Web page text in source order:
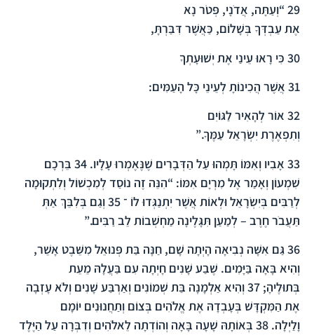
29 “וְעַתָּה, אֲדֹנָי, פְּטֹר נָא
אֶת עַבְדְּךָ בְּשָׁלוֹם, כַּאֲשֶׁר דִּבַּרְתָּ,
30 כִּי רָאוּ עֵינַי אֶת יְשׁוּעָתְךָ
31 אֲשֶׁר הֲכִינוֹתָ לְעֵינֵי כָּל הָעַמִּים:
32 אוֹר לְהָאִיר לַגּוֹיִם
וְתִפְאֶרֶת יִשְׂרָאֵל עַמֶּךָ.”
33 אָבִיו וְאִמּוֹ תָּמְהוּ עַל הַדְּבָרִים שֶׁנֶּאֶמְרוּ עָלָיו. 34 בֵּרְכָם
שִׁמְעוֹן וְאָמַר אֶל מִרְיָם אִמּוֹ: “הִנֵּה זֶה נוֹסַד לְמִכְשׁוֹל וְלִתְקוּמָה
לְרַבִּים בְּיִשְׂרָאֵל וּלְאוֹת אֲשֶׁר יִתְנַגְּדוּ לוֹ ־35וְגַם בְּלִבֵּךְ אַתְּ
תַּעֲבֹר חֶרֶב – לְמַעַן תִּגָּלֶינָה מַחְשְׁבוֹת לֵב רַבִּים.”
36גַּם אִשָּׁה נְבִיאָה הָיְתָה שָׁם, חַנָּה בַּת פְּנוּאֵל מִשֵּׁבֶט אָשֵׁר,
וְהִיא בָּאָה בַּיָּמִים. שֶׁבַע שָׁנִים חָיְתָה עִם בַּעֲלָהּ מֵעֵת
בְּתוּלֶיהָ; 37וְהִיא אַלְמָנָה בַּת שְׁמוֹנִים וְאַרְבַּע שָׁנִים וְלֹא עָזְבָה
אֶת הַמִּקְדָּשׁ בְּעָבְדָהּ אֶת אֱלֹהִים בְּצוֹם וְתַחֲנוּנִים יוֹמָם
וָלַיְלָה. 38 בְּאוֹתָהּ שָׁעָה בָּאָה וְהוֹדְתָה לֵאלֹהִים וְדִבְּרָה עַל הַיֶּלֶד